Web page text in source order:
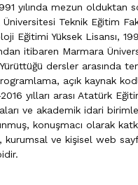
yılında mezun olduktan
Teknik Eğitim
Eğitimi Yüksek Lisansı,
itibaren Marmara
dersler arasında
açık kaynak
yılları arası Atatürk
ve akademik idari
konuşmacı olarak
ve kişisel web